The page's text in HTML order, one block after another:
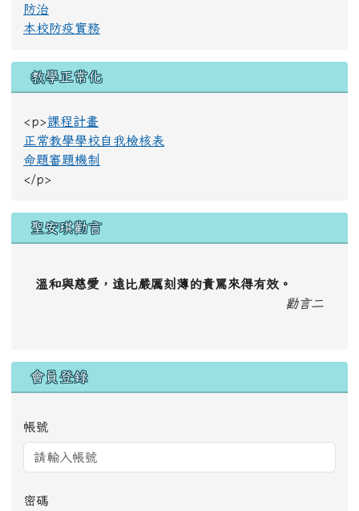
防治
本校防疫實務
教學正常化
<p>課程計畫
正常教學學校自我檢核表
命題審題機制
</p>
聖安琪勸言
溫和與慈愛，遠比嚴厲刻薄的責罵來得有效。
勸言二
會員登錄
帳號
密碼